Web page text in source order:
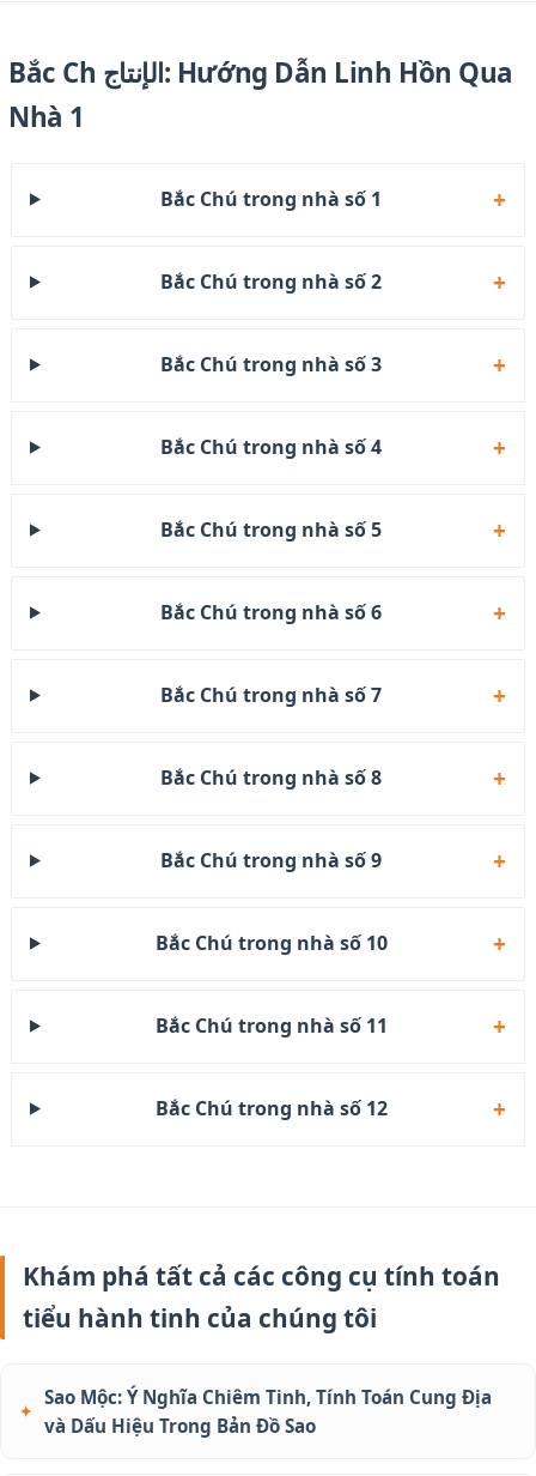
Bắc Ch الإنتاج: Hướng Dẫn Linh Hồn Qua
Nhà 1
Bắc Chú trong nhà số 1
Bắc Chú trong nhà số 2
Bắc Chú trong nhà số 3
Bắc Chú trong nhà số 4
Bắc Chú trong nhà số 5
Bắc Chú trong nhà số 6
Bắc Chú trong nhà số 7
Bắc Chú trong nhà số 8
Bắc Chú trong nhà số 9
Bắc Chú trong nhà số 10
Bắc Chú trong nhà số 11
Bắc Chú trong nhà số 12
Khám phá tất cả các công cụ tính toán
tiểu hành tinh của chúng tôi
Sao Mộc: Ý Nghĩa Chiêm Tinh, Tính Toán Cung Địa
và Dấu Hiệu Trong Bản Đồ Sao